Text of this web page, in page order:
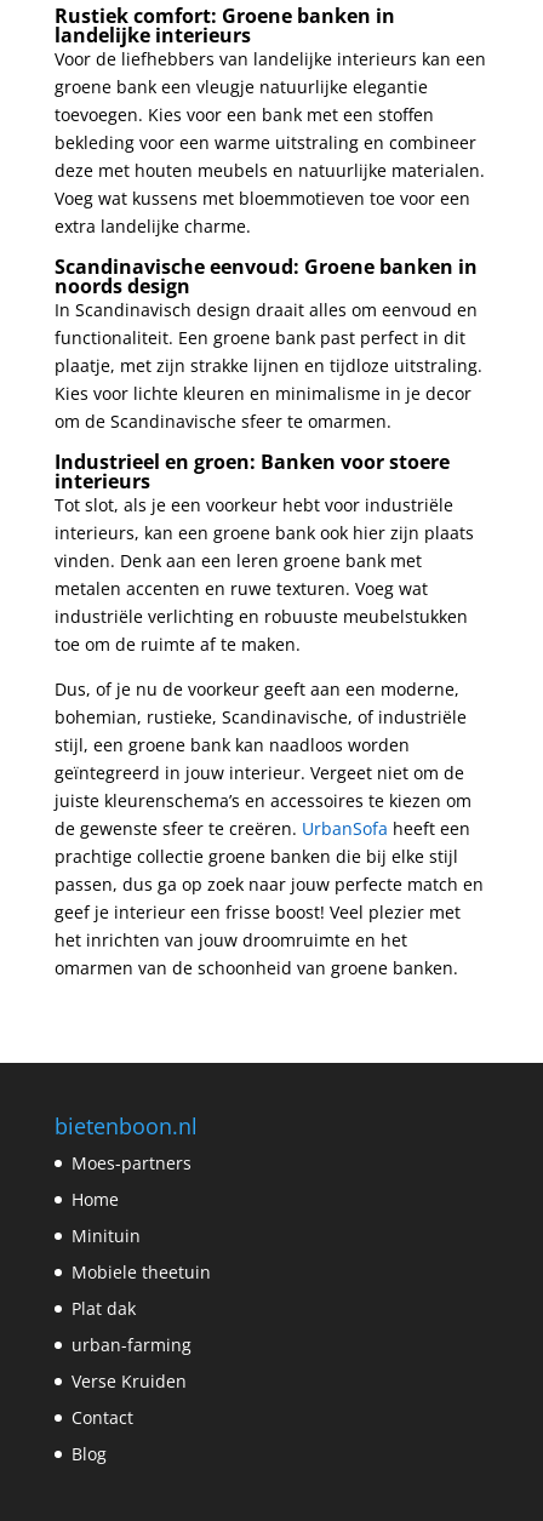
Rustiek comfort: Groene banken in
landelijke interieurs
Voor de liefhebbers van landelijke interieurs kan een
groene bank een vleugje natuurlijke elegantie
toevoegen. Kies voor een bank met een stoffen
bekleding voor een warme uitstraling en combineer
deze met houten meubels en natuurlijke materialen.
Voeg wat kussens met bloemmotieven toe voor een
extra landelijke charme.
Scandinavische eenvoud: Groene banken in
noords design
In Scandinavisch design draait alles om eenvoud en
functionaliteit. Een groene bank past perfect in dit
plaatje, met zijn strakke lijnen en tijdloze uitstraling.
Kies voor lichte kleuren en minimalisme in je decor
om de Scandinavische sfeer te omarmen.
Industrieel en groen: Banken voor stoere
interieurs
Tot slot, als je een voorkeur hebt voor industriële
interieurs, kan een groene bank ook hier zijn plaats
vinden. Denk aan een leren groene bank met
metalen accenten en ruwe texturen. Voeg wat
industriële verlichting en robuuste meubelstukken
toe om de ruimte af te maken.
Dus, of je nu de voorkeur geeft aan een moderne,
bohemian, rustieke, Scandinavische, of industriële
stijl, een groene bank kan naadloos worden
geïntegreerd in jouw interieur. Vergeet niet om de
juiste kleurenschema’s en accessoires te kiezen om
de gewenste sfeer te creëren. UrbanSofa heeft een
prachtige collectie groene banken die bij elke stijl
passen, dus ga op zoek naar jouw perfecte match en
geef je interieur een frisse boost! Veel plezier met
het inrichten van jouw droomruimte en het
omarmen van de schoonheid van groene banken.
bietenboon.nl
Moes-partners
Home
Minituin
Mobiele theetuin
Plat dak
urban-farming
Verse Kruiden
Contact
Blog